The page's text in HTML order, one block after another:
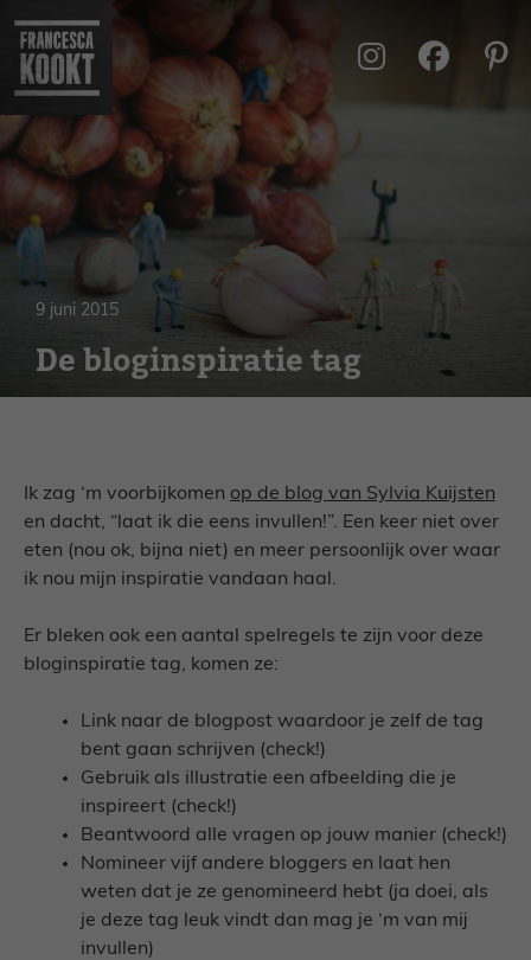
naar
inhoud
9 juni 2015
De bloginspiratie tag
Ik zag ‘m voorbijkomen op de blog van Sylvia Kuijsten
en dacht, “laat ik die eens invullen!”. Een keer niet over
eten (nou ok, bijna niet) en meer persoonlijk over waar
ik nou mijn inspiratie vandaan haal.
Er bleken ook een aantal spelregels te zijn voor deze
bloginspiratie tag, komen ze:
Link naar de blogpost waardoor je zelf de tag
bent gaan schrijven (check!)
Gebruik als illustratie een afbeelding die je
inspireert (check!)
Beantwoord alle vragen op jouw manier (check!)
Nomineer vijf andere bloggers en laat hen
weten dat je ze genomineerd hebt (ja doei, als
je deze tag leuk vindt dan mag je ‘m van mij
invullen)